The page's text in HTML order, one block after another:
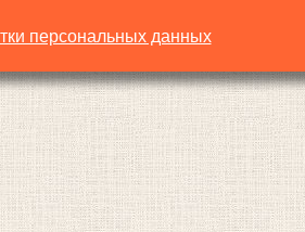
персональных данных